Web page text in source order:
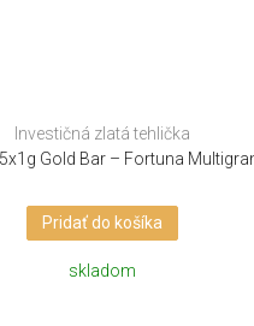
Investičná zlatá tehlička
Gold Bar – Fortuna
Pridať do košíka
skladom